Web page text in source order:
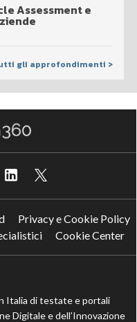
Assessment e
gli approfondimenti >
Privacy e Cookie Policy
Cookie Center
Italia di testate e portali
Digitale e dell’Innovazione